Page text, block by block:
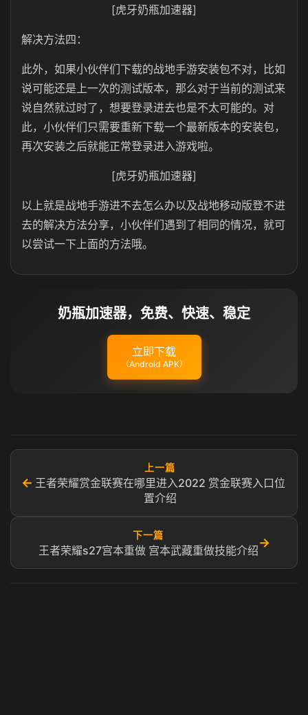
[虎牙奶瓶加速器]
解决方法四：
此外，如果小伙伴们下载的战地手游安装包不对，比如
说可能还是上一次的测试版本，那么对于当前的测试来
说自然就过时了，想要登录进去也是不太可能的。对
此，小伙伴们只需要重新下载一个最新版本的安装包，
再次安装之后就能正常登录进入游戏啦。
[虎牙奶瓶加速器]
以上就是战地手游进不去怎么办以及战地移动版登不进
去的解决方法分享，小伙伴们遇到了相同的情况，就可
以尝试一下上面的方法哦。
奶瓶加速器，免费、快速、稳定
立即下载
（Android APK）
←
上一篇
王者荣耀赏金联赛在哪里进入2022 赏金联赛入口位
置介绍
下一篇
王者荣耀s27宫本重做 宫本武藏重做技能介绍
→